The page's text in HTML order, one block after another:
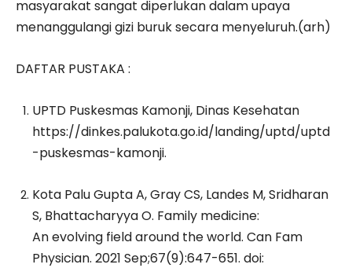
masyarakat sangat diperlukan dalam upaya
menanggulangi gizi buruk secara menyeluruh.(arh)
DAFTAR PUSTAKA :
UPTD Puskesmas Kamonji, Dinas Kesehatan
https://dinkes.palukota.go.id/landing/uptd/uptd
-puskesmas-kamonji.
Kota Palu Gupta A, Gray CS, Landes M, Sridharan
S, Bhattacharyya O. Family medicine:
An evolving field around the world. Can Fam
Physician. 2021 Sep;67(9):647-651. doi: